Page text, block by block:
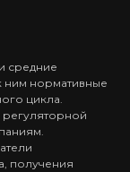
средние
ним нормативные
цикла.
регуляторной
получения